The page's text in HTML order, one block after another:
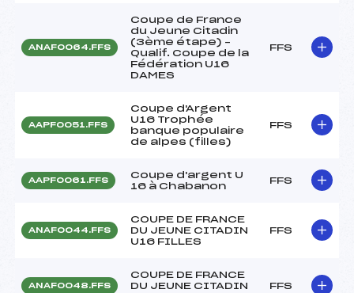
ANAF0064.FFS
Coupe de France
du Jeune Citadin
(3ème étape) –
Qualif. Coupe de la
Fédération U16
DAMES
FFS
AAPF0051.FFS
Coupe d'Argent
U16 Trophée
banque populaire
de alpes (filles)
FFS
AAPF0061.FFS
Coupe d'argent U
16 à Chabanon
FFS
ANAF0044.FFS
COUPE DE FRANCE
DU JEUNE CITADIN
U16 FILLES
FFS
ANAF0048.FFS
COUPE DE FRANCE
DU JEUNE CITADIN
FFS